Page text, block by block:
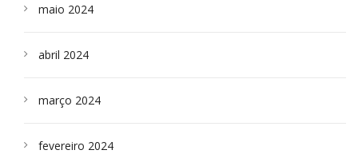
maio 2024
abril 2024
março 2024
fevereiro 2024